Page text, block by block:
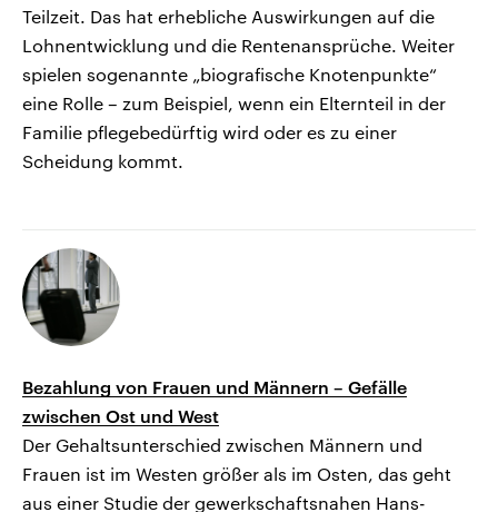
Teilzeit. Das hat erhebliche Auswirkungen auf die
Lohnentwicklung und die Rentenansprüche. Weiter
spielen sogenannte „biografische Knotenpunkte“
eine Rolle – zum Beispiel, wenn ein Elternteil in der
Familie pflegebedürftig wird oder es zu einer
Scheidung kommt.
Bezahlung von Frauen und Männern – Gefälle
zwischen Ost und West
Der Gehaltsunterschied zwischen Männern und
Frauen ist im Westen größer als im Osten, das geht
aus einer Studie der gewerkschaftsnahen Hans-